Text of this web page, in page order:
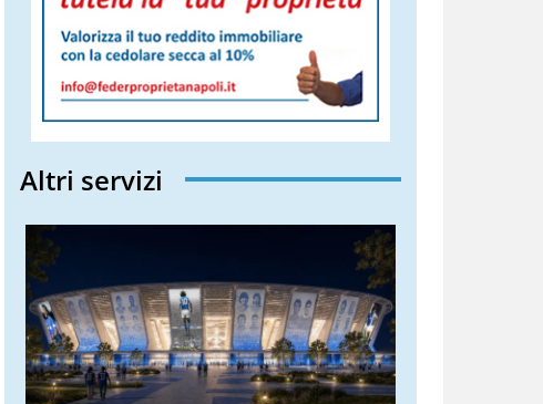
Altri servizi